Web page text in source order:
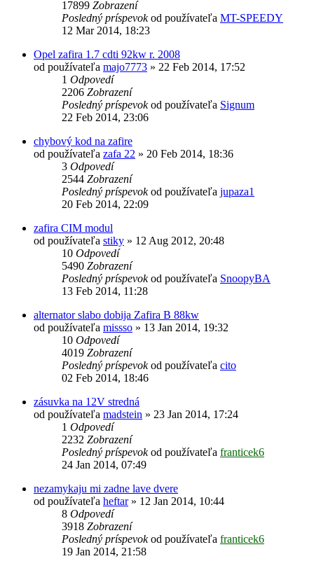
17899 Zobrazení
Posledný príspevokod používateľa MT-SPEEDY
12 Mar 2014, 18:23
Opel zafira 1.7 cdti 92kw r. 2008
od používateľa majo7773 » 22 Feb 2014, 17:52
1 Odpovedí
2206 Zobrazení
Posledný príspevokod používateľa Signum
22 Feb 2014, 23:06
chybový kod na zafire
od používateľa zafa 22 » 20 Feb 2014, 18:36
3 Odpovedí
2544 Zobrazení
Posledný príspevokod používateľa jupaza1
20 Feb 2014, 22:09
zafira CIM modul
od používateľa stiky » 12 Aug 2012, 20:48
10 Odpovedí
5490 Zobrazení
Posledný príspevokod používateľa SnoopyBA
13 Feb 2014, 11:28
alternator slabo dobija Zafira B 88kw
od používateľa missso » 13 Jan 2014, 19:32
10 Odpovedí
4019 Zobrazení
Posledný príspevokod používateľa cito
02 Feb 2014, 18:46
zásuvka na 12V stredná
od používateľa madstein » 23 Jan 2014, 17:24
1 Odpovedí
2232 Zobrazení
Posledný príspevokod používateľa franticek6
24 Jan 2014, 07:49
nezamykaju mi zadne lave dvere
od používateľa heftar» 12 Jan 2014, 10:44
8 Odpovedí
3918 Zobrazení
Posledný príspevokod používateľa franticek6
19 Jan 2014, 21:58